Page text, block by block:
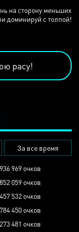
на сторону меньших
доминируй с толпой!
расу!
За все время
969 очков
059 очков
532 очков
450 очков
481 очков